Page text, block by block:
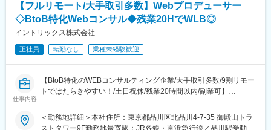
主な業務
・審査領域における課題抽出および分析テーマの企画
・統計モデル、機械学習モデルの設計・開発・評価
・モデルの業務適用および効果検証
・分析結果を踏まえた施策立案および改善提案
・審査スコアや顧客ポートフォリオを活用した施策企画・プロジ
ェクト推進
技術環境
・機械学習ツール：DataRobot 等
【フルリモート/大手取引多数】Webプロデューサー
◇BtoB特化Webコンサル◆残業20HでWLB◎
イントリックス株式会社
正社員 転勤なし 業種未経験歓迎
仕事内容
【BtoB特化のWEBコンサルティング企業/大手取引多数/9割リモー
トではたらきやすい！/土日祝休/残業20時間以内/副業可】
■業務内容：
BtoB向けにインターネット活用支援を行っている当社において、
＜勤務地詳細＞本社住所：東京都品川区北品川4-7-35 御殿山トラ
ストタワー9F勤務地最寄駅：JR各線・京浜急行線／品川駅受動喫